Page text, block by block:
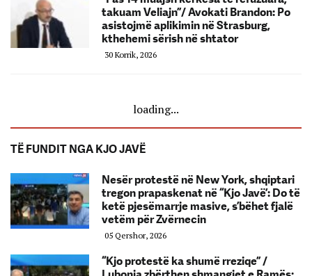
takuam Veliajn”/ Avokati Brandon: Po
asistojmë aplikimin në Strasburg,
kthehemi sërish në shtator
30 Korrik, 2026
loading...
TË FUNDIT NGA KJO JAVË
Nesër protestë në New York, shqiptari
tregon prapaskenat në “Kjo Javë’: Do të
ketë pjesëmarrje masive, s’bëhet fjalë
vetëm për Zvërnecin
05 Qershor, 2026
“Kjo protestë ka shumë rreziqe” /